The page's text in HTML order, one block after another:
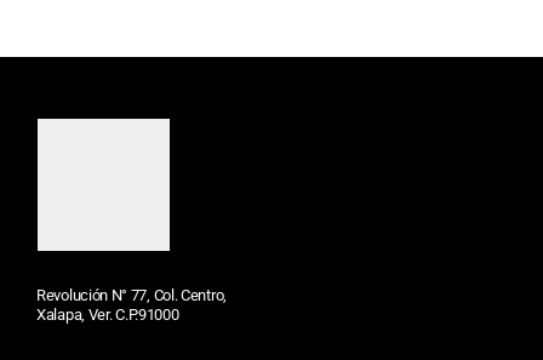
Revolución N° 77, Col. Centro,
Xalapa, Ver. C.P.91000